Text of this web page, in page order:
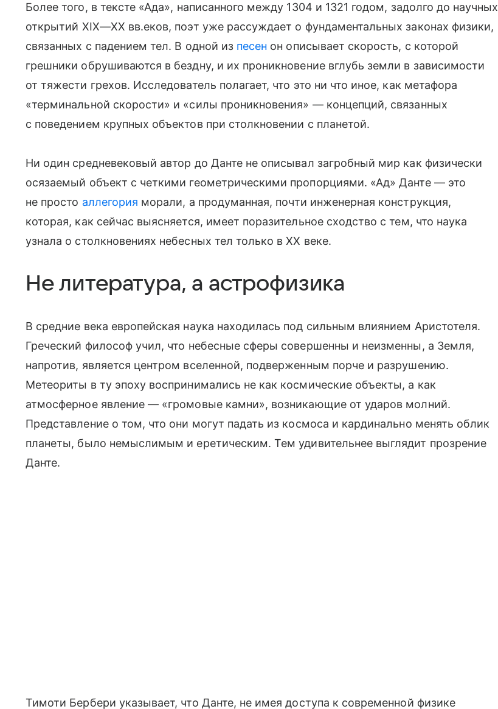
Более того, в тексте «Ада», написанного между 1304 и 1321 годом, задолго до научных
открытий XIX—XX вв.еков, поэт уже рассуждает о фундаментальных законах физики,
связанных с падением тел. В одной из песен он описывает скорость, с которой
грешники обрушиваются в бездну, и их проникновение вглубь земли в зависимости
от тяжести грехов. Исследователь полагает, что это ни что иное, как метафора
«терминальной скорости» и «силы проникновения» — концепций, связанных
с поведением крупных объектов при столкновении с планетой.
Ни один средневековый автор до Данте не описывал загробный мир как физически
осязаемый объект с четкими геометрическими пропорциями. «Ад» Данте — это
не просто аллегория морали, а продуманная, почти инженерная конструкция,
которая, как сейчас выясняется, имеет поразительное сходство с тем, что наука
узнала о столкновениях небесных тел только в XX веке.
Не литература, а астрофизика
В средние века европейская наука находилась под сильным влиянием Аристотеля.
Греческий философ учил, что небесные сферы совершенны и неизменны, а Земля,
напротив, является центром вселенной, подверженным порче и разрушению.
Метеориты в ту эпоху воспринимались не как космические объекты, а как
атмосферное явление — «громовые камни», возникающие от ударов молний.
Представление о том, что они могут падать из космоса и кардинально менять облик
планеты, было немыслимым и еретическим. Тем удивительнее выглядит прозрение
Данте.
Тимоти Бербери указывает, что Данте, не имея доступа к современной физике